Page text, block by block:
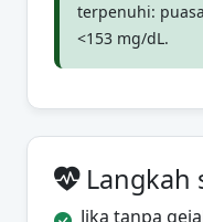
terpenuhi:
<153 mg/dL.
Langkah
Jika tanpa